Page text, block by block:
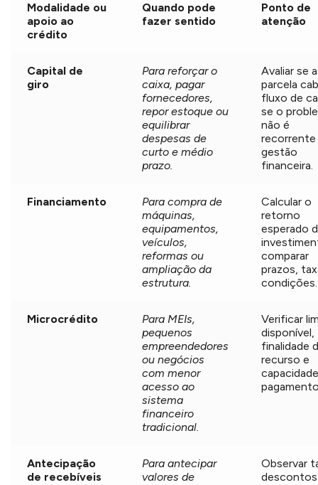
Modalidade ou
apoio ao
crédito
Quando pode
fazer sentido
Ponto de
atenção
Capital de
giro
Para reforçar o
caixa, pagar
fornecedores,
repor estoque ou
equilibrar
despesas de
curto e médio
prazo.
Avaliar se a
parcela
fluxo de
se o
não é
recorrente
gestão
financeira.
Financiamento
Para compra de
máquinas,
equipamentos,
veículos,
reformas ou
ampliação da
estrutura.
Calcular o
retorno
esperado
comparar
prazos,
condições.
Microcrédito
Para MEIs,
pequenos
empreendedores
ou negócios
com menor
acesso ao
sistema
financeiro
tradicional.
Verificar
disponível,
finalidade
recurso e
Antecipação
de recebíveis
Para antecipar
valores de
Observar